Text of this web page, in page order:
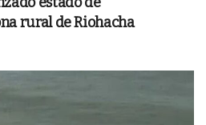
rural de Riohacha